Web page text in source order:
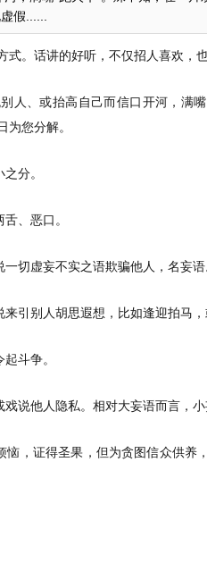
假......
。话讲的好听，不仅招人喜欢，
人、或抬高自己而信口开河，满
您分解。
分。
、恶口。
切虚妄不实之语欺骗他人，名妄语
引别人胡思遐想，比如逢迎拍马
斗争。
说他人隐私。相对大妄语而言，小
恼，证得圣果，但为贪图信众供